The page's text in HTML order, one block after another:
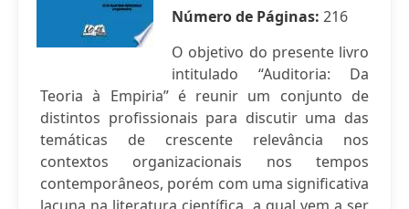
Número de Páginas: 216
O objetivo do presente livro
intitulado “Auditoria: Da
Teoria à Empiria” é reunir um conjunto de
distintos profissionais para discutir uma das
temáticas de crescente relevância nos
contextos organizacionais nos tempos
contemporâneos, porém com uma significativa